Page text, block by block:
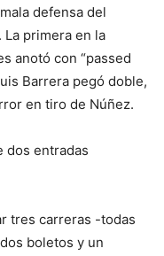
defensa del
primera en la
anotó con “passed
Barrera pegó doble,
en tiro de Núñez.
dos entradas
tres carreras -todas
boletos y un